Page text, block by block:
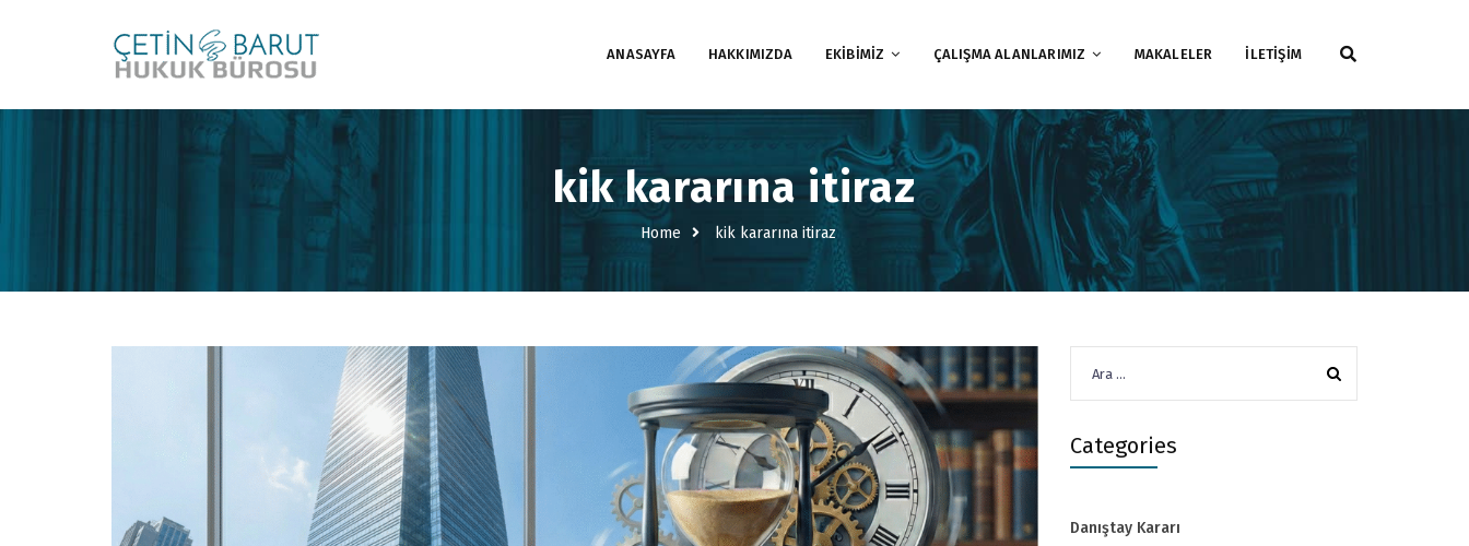
ANASAYFA HAKKIMIZDA EKİBİMİZ ÇALIŞMA ALANLARIMIZ MAKALELER İLETİŞİM
kik kararına itiraz
Home kik kararına itiraz
Categories
Danıştay Kararı